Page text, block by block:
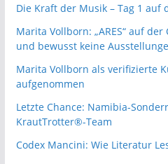
Die Kraft der Musik – Tag 1 auf
Marita Vollborn: „ARES“ auf
und bewusst keine
Marita Vollborn als verifizierte
aufgenommen
Letzte Chance: Namibia-
KrautTrotter®-Team
Codex Mancini: Wie Literatur